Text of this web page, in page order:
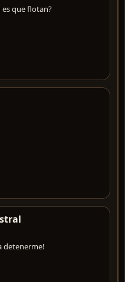
es que flotan?
detenerme!